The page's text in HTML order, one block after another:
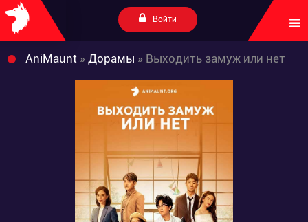
Войти
AniMaunt » Дорамы » Выходить замуж или нет